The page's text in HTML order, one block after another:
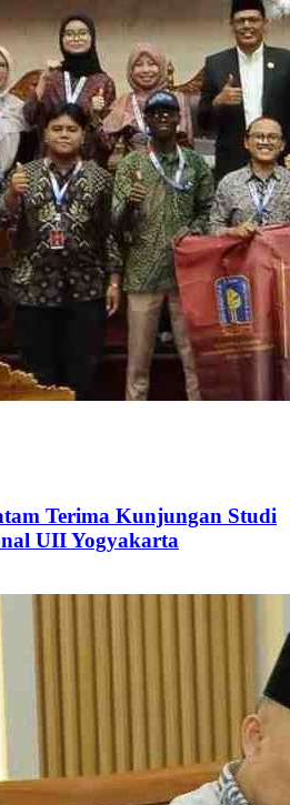
Terima Kunjungan Studi
UII Yogyakarta